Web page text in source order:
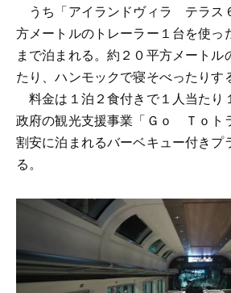
うち「アイランドヴィラ テラス
方メートルのトレーラー１台を使っ
まで泊まれる。約２０平方メートル
たり、ハンモックで寝そべったりす
料金は１泊２食付きで１人当たり
政府の観光支援事業「Ｇｏ Ｔｏト
割安に泊まれるバーベキュー付きプ
る。